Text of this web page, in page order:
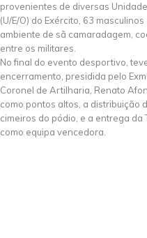
provenientes de diversas
(U/E/O) do Exército, 63
ambiente de sã camaradagem,
entre os militares.
No final do evento desportivo,
encerramento, presidida pelo
Coronel de Artilharia, Renato
como pontos altos, a distribuição
cimeiros do pódio, e a entrega da
como equipa vencedora.